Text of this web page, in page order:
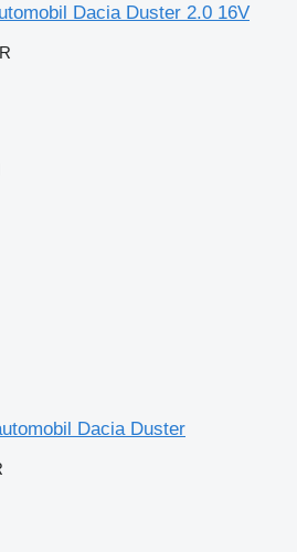
Dacia Duster 2.0 16V
Dacia Duster